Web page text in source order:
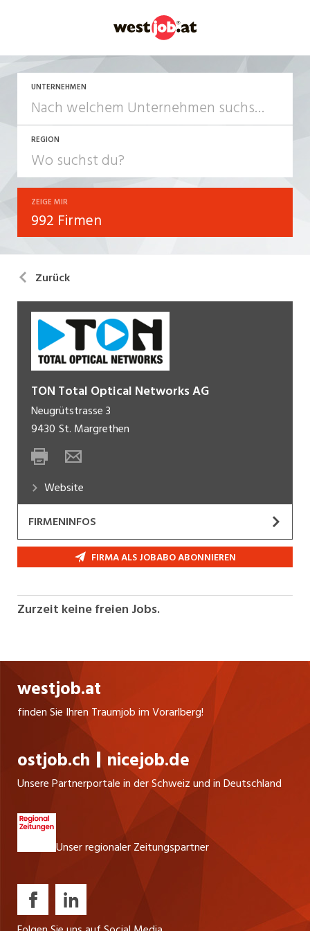
UNTERNEHMEN
REGION
ZEIGE MIR
992 Firmen
Zurück
TON Total Optical Networks AG
Neugrütstrasse 3
9430 St. Margrethen
Website
FIRMENINFOS
Die TON Total Optical Networks AG ist ein
Managed Service Provider und ICT-Anbieter für
Ostschweiz und das Fürstentum Liechtenstein.
Firmenstandorten und ermöglichen sichere,
leistungsfähige Anbindungen an verschiedenste
Rechenzentren. Dabei setzen wir auf modernste
Technologien und passgenaue Lösungen, um
unseren Kunden höchste Performance, Sicherheit
und Flexibilität zu bieten.
FIRMA ALS JOBABO ABONNIEREN
Zurzeit keine freien Jobs.
westjob.at
finden Sie Ihren Traumjob im Vorarlberg!
ostjob.ch nicejob.de
Unsere Partnerportale in der Schweiz und in Deutschland
Unser regionaler Zeitungspartner